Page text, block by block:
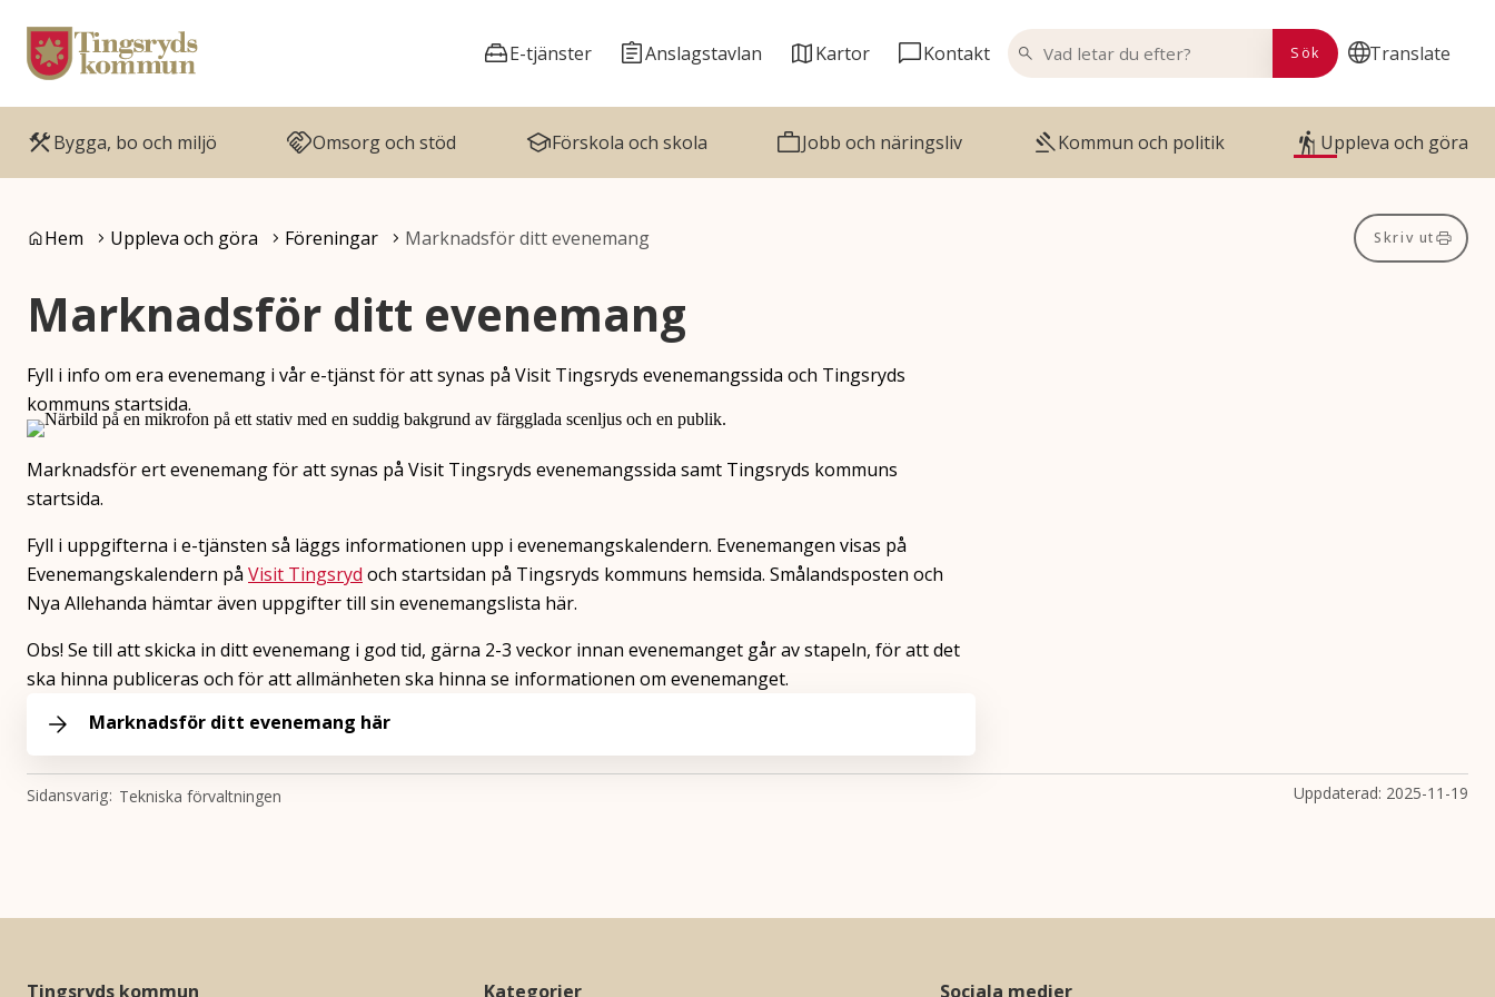
Gå till innehåll
Gå till huvudmeny
Translate
E-tjänster Anslagstavlan Kartor Kontakt
VAD LETAR DU EFTER?
Sök
Bygga, bo och miljö Omsorg och stöd Förskola och skola Jobb och näringsliv Kommun och politik Uppleva och göra
Du är här:
Hem Uppleva och göra Föreningar Marknadsför ditt evenemang Skriv ut
Marknadsför ditt evenemang
Fyll i info om era evenemang i vår e-tjänst för att synas på Visit Tingsryds evenemangssida och Tingsryds
kommuns startsida.
Marknadsför ert evenemang för att synas på Visit Tingsryds evenemangssida samt Tingsryds kommuns
startsida.
Fyll i uppgifterna i e-tjänsten så läggs informationen upp i evenemangskalendern. Evenemangen visas på
Evenemangskalendern på Visit Tingsryd och startsidan på Tingsryds kommuns hemsida. Smålandsposten och
Nya Allehanda hämtar även uppgifter till sin evenemangslista här.
Obs! Se till att skicka in ditt evenemang i god tid, gärna 2-3 veckor innan evenemanget går av stapeln, för att det
ska hinna publiceras och för att allmänheten ska hinna se informationen om evenemanget.
Marknadsför ditt evenemang här
Tekniska förvaltningen
Sidansvarig Uppdaterad: 2025-11-19
Tingsryds kommun Kategorier Sociala medier